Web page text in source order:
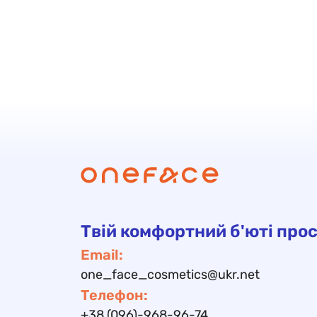
Твій комфортний б'юті
Email:
one_face_cosmetics@ukr.net
Телефон: